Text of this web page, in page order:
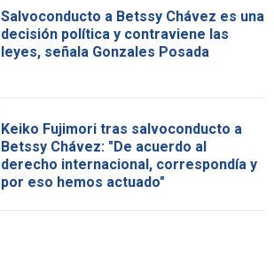
Salvoconducto a Betssy Chávez es una
decisión política y contraviene las
leyes, señala Gonzales Posada
Keiko Fujimori tras salvoconducto a
Betssy Chávez: "De acuerdo al
derecho internacional, correspondía y
por eso hemos actuado"